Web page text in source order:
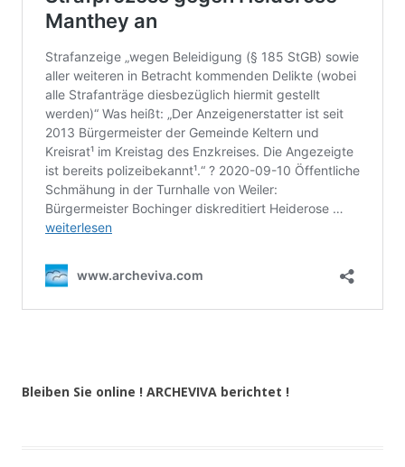
Bleiben Sie online ! ARCHEVIVA berichtet !